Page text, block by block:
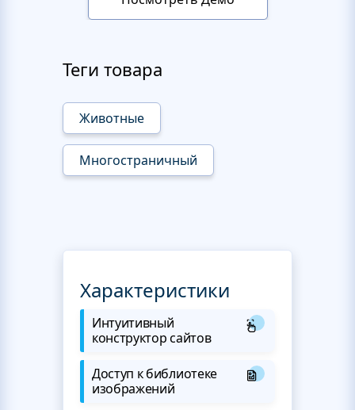
Теги товара
Животные
Многостраничный
Характеристики
Интуитивный
конструктор сайтов
Доступ к библиотеке
изображений